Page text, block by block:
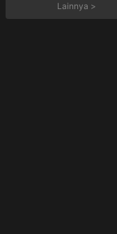
Lainnya >